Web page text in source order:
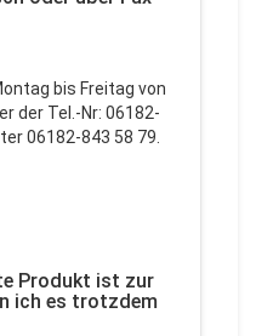
bis Freitag von
der Tel.-Nr: 06182-
06182-843 58 79.
Produkt ist zur
ich es trotzdem